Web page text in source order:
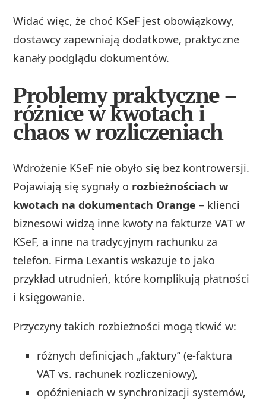
Widać więc, że choć KSeF jest obowiązkowy,
dostawcy zapewniają dodatkowe, praktyczne
kanały podglądu dokumentów.
Problemy praktyczne –
różnice w kwotach i
chaos w rozliczeniach
Wdrożenie KSeF nie obyło się bez kontrowersji.
Pojawiają się sygnały o rozbieżnościach w
kwotach na dokumentach Orange – klienci
biznesowi widzą inne kwoty na fakturze VAT w
KSeF, a inne na tradycyjnym rachunku za
telefon. Firma Lexantis wskazuje to jako
przykład utrudnień, które komplikują płatności
i księgowanie.
Przyczyny takich rozbieżności mogą tkwić w:
różnych definicjach „faktury” (e‑faktura
VAT vs. rachunek rozliczeniowy),
opóźnieniach w synchronizacji systemów,